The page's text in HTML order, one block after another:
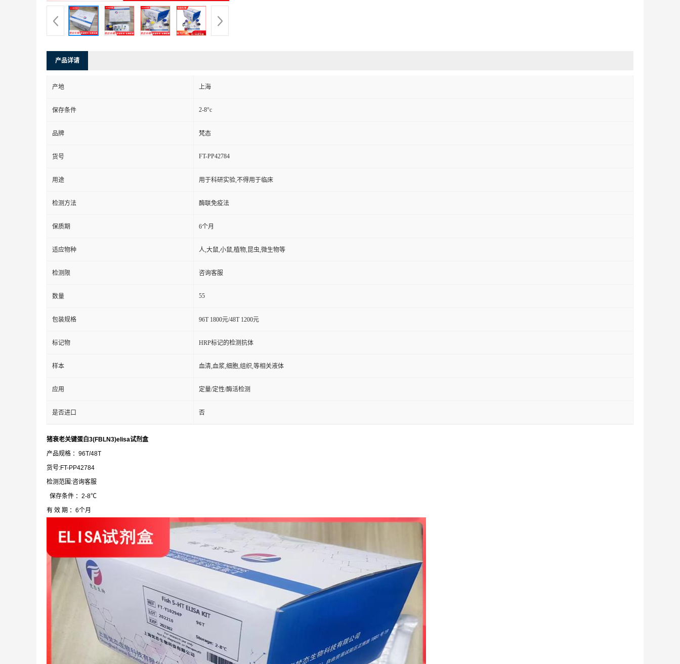
产品详请
产地 上海
保存条件 2-8°c
品牌 梵态
货号 FT-PP42784
用途 用于科研实验,不得用于临床
检测方法 酶联免疫法
保质期 6个月
适应物种 人,大鼠,小鼠,植物,昆虫,微生物等
检测限 咨询客服
数量 55
包装规格 96T 1800元/48T 1200元
标记物 HRP标记的检测抗体
样本 血清,血浆,细胞,组织,等相关液体
应用 定量/定性/酶活检测
是否进口 否
猪衰老关键蛋白3(FBLN3)elisa试剂盒
产品规格 ：96T/48T
货号:FT-PP42784
检测范围:咨询客服
保存条件 ：2-8℃
有 效 期 ：6个月